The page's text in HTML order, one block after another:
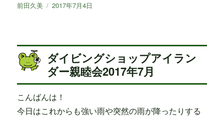
投
前田久美
投
2017年7月4日
ダイビングショップアイラン
ダー親睦会2017年7月
こんばんは！
今日はこれからも強い雨や突然の雨が降ったりする